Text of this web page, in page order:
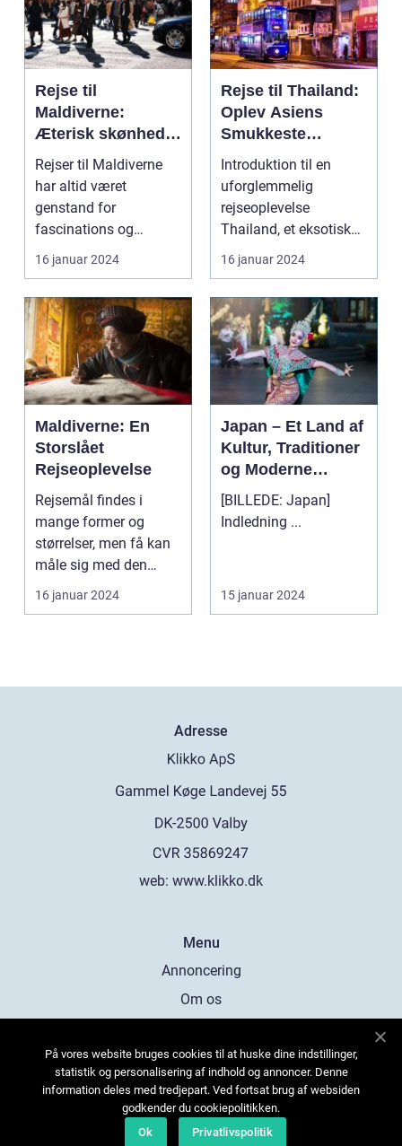
Rejse til
Maldiverne:
Æterisk skønhed
og eventyrlystens
paradis
Rejser til Maldiverne
har altid været
genstand for
fascinations og
beundring. Med sin
betagende natu...
16 januar 2024
Rejse til Thailand:
Oplev Asiens
Smukkeste
Rejsemål
Introduktion til en
uforglemmelig
rejseoplevelse
Thailand, et eksotisk
land med sine smukke
strande...
16 januar 2024
Maldiverne: En
Storslået
Rejseoplevelse
Rejsemål findes i
mange former og
størrelser, men få kan
måle sig med den
naturlige skønhed og
unikk...
16 januar 2024
Japan – Et Land af
Kultur, Traditioner
og Moderne
Vidundere
[BILLEDE: Japan]
Indledning ...
15 januar 2024
Adresse
web: www.klikko.dk
Menu
Annoncering
Om os
Kontakt os
Sitemap
På vores website bruges cookies til at huske dine indstillinger,
statistik og personalisering af indhold og annoncer. Denne
information deles med tredjepart. Ved fortsat brug af websiden
godkender du cookiepolitikken.
Ok
Privatlivspolitik